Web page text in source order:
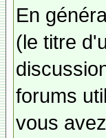
En
(le titre
forums
vous